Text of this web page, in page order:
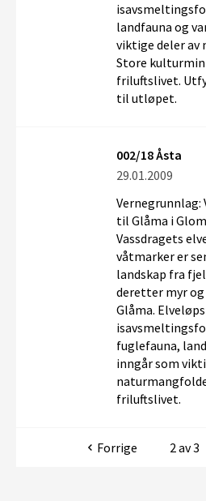
landfauna og
viktige deler
Store
friluftslivet.
til utløpet.
002/18 Åsta
29.01.2009
Vernegrunnlag:
til Glåma i
Vassdragets
våtmarker er
landskap fra
deretter myr
Glåma.
fuglefauna,
inngår som
friluftslivet.
Forrige 2 av 3